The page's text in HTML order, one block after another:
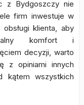
z Bydgoszczy nie
firm inwestuje w
klienta, aby
komfort i
decyzji, warto
z opiniami innych
kątem wszystkich